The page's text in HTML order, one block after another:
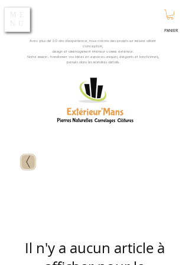
PANIER
Avec plus de 30 ans d’expérience, nous créons des projets sur mesure alliant
conception,
design et aménagement intérieur comme extérieur.
Notre mission : transformer vos idées en espaces uniques, élégants et fonctionnels,
pensés dans les moindres détails.
ME
NU
Il n'y a aucun article à